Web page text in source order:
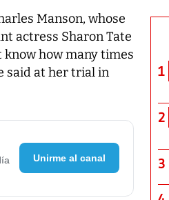
Manson, whose
actress Sharon Tate
know how many times
said at her trial in
Unirme al canal
1
2
3